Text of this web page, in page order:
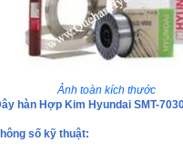
Ảnh toàn kích thước
hàn Hợp Kim Hyundai SMT-
số kỹ thuật: